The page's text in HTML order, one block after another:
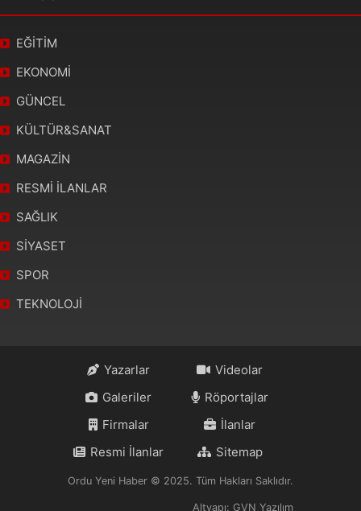
EĞİTİM
EKONOMİ
GÜNCEL
KÜLTÜR&SANAT
MAGAZİN
RESMİ İLANLAR
SAĞLIK
SİYASET
SPOR
TEKNOLOJİ
Yazarlar
Videolar
Galeriler
Röportajlar
Firmalar
İlanlar
Resmi İlanlar
Sitemap
Ordu Yeni Haber © 2025. Tüm Hakları Saklıdır.
Altyapı: GVN Yazılım